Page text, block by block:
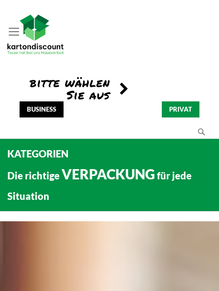
BUSINESS PRIVAT
KATEGORIEN
Die richtigeVERPACKUNG für jede
Situation